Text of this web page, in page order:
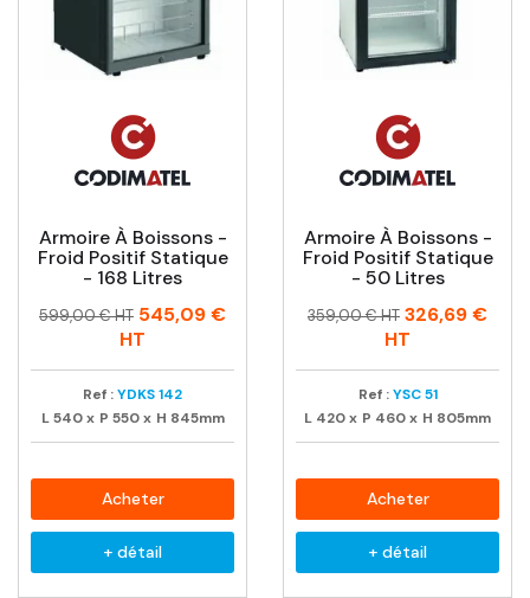
Armoire À Boissons -
Froid Positif Statique
- 168 Litres
Prix
Prix
599,00 € HT 545,09 €
HT
Ref :YDKS 142
L 540 x P 550 x H 845mm
Acheter
+ détail
Armoire À Boissons -
Froid Positif Statique
- 50 Litres
Prix
Prix
359,00 € HT 326,69 €
HT
Ref : YSC 51
L 420x P 460x H 805mm
Acheter
+ détail